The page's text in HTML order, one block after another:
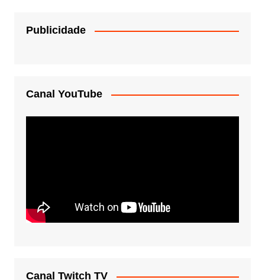
Publicidade
Canal YouTube
Canal Twitch TV